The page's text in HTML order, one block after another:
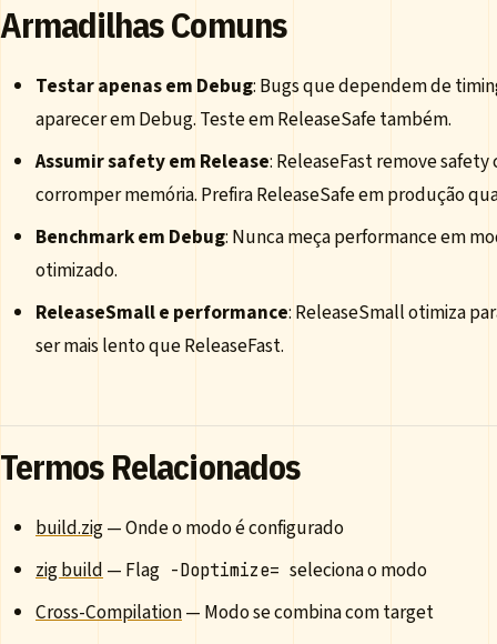
Armadilhas Comuns
Testar apenas em Debug: Bugs que dependem de
aparecer em Debug. Teste em ReleaseSafe também.
Assumir safety em Release: ReleaseFast remove
corromper memória. Prefira ReleaseSafe em produção
Benchmark em Debug: Nunca meça performance em
otimizado.
ReleaseSmall e performance: ReleaseSmall otimiza
ser mais lento que ReleaseFast.
Termos Relacionados
build.zig— Onde o modo é configurado
zig build— Flag -Doptimize= seleciona o modo
Cross-Compilation— Modo se combina com target